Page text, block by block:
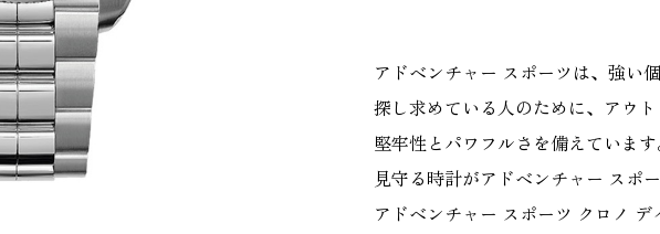
アドベンチャー スポーツは、強い
探し求めている人のために、アウ
堅牢性とパワフルさを備えていま
見守る時計がアドベンチャー スポー
アドベンチャー スポーツ クロノ